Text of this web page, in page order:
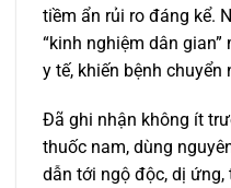
tiềm ẩn rủi ro đáng kể.
“kinh nghiệm dân
y tế, khiến bệnh chuyển
Đã ghi nhận không ít
thuốc nam, dùng
dẫn tới ngộ độc, dị